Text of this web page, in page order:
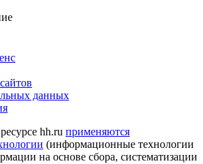
данных
hh.ru применяются
(информационные технологии
на основе сбора, систематизации